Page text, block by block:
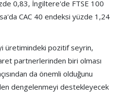
0,83, İngiltere'de FTSE 100
CAC 40 endeksi yüzde 1,24
üretimindeki pozitif seyrin,
partnerlerinden biri olması
da önemli olduğunu
dengelenmeyi destekleyecek